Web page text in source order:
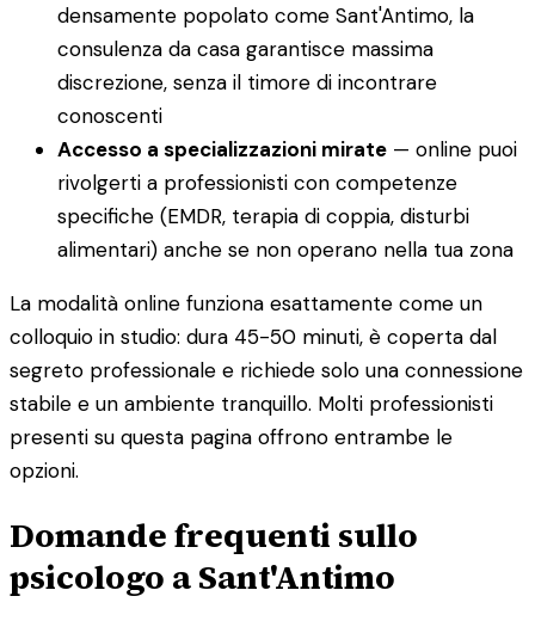
densamente popolato come Sant'Antimo, la
consulenza da casa garantisce massima
discrezione, senza il timore di incontrare
conoscenti
Accesso a specializzazioni mirate — online puoi
rivolgerti a professionisti con competenze
specifiche (EMDR, terapia di coppia, disturbi
alimentari) anche se non operano nella tua zona
La modalità online funziona esattamente come un
colloquio in studio: dura 45-50 minuti, è coperta dal
segreto professionale e richiede solo una connessione
stabile e un ambiente tranquillo. Molti professionisti
presenti su questa pagina offrono entrambe le
opzioni.
Domande frequenti sullo
psicologo a Sant'Antimo